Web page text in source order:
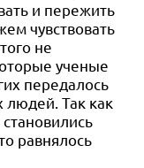
и пережить
чувствовать
не
ученые
передалось
людей. Так как
равнялось